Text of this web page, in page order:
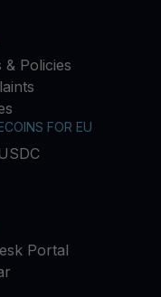
& Policies
FOR EU
Portal